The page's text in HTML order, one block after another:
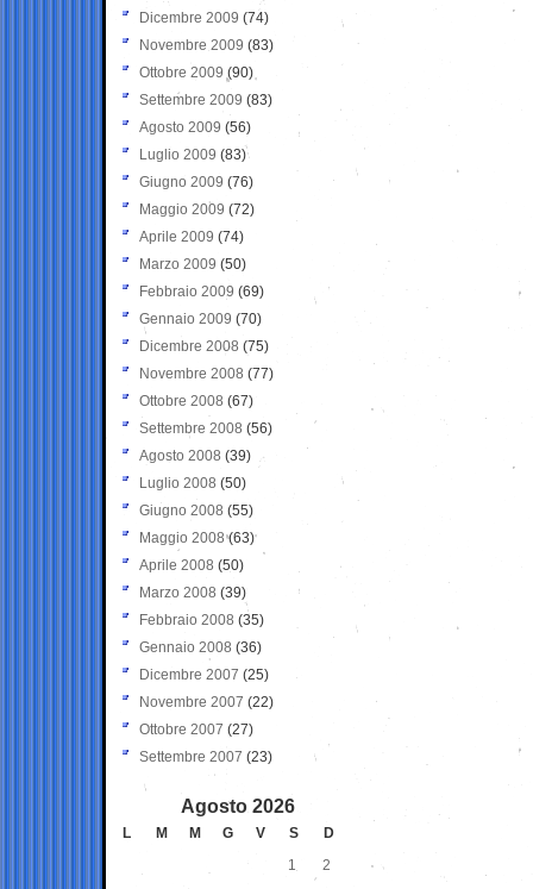
Dicembre 2009 (74)
Novembre 2009 (83)
Ottobre 2009 (90)
Settembre 2009 (83)
Agosto 2009 (56)
Luglio 2009 (83)
Giugno 2009 (76)
Maggio 2009 (72)
Aprile 2009 (74)
Marzo 2009 (50)
Febbraio 2009 (69)
Gennaio 2009 (70)
Dicembre 2008 (75)
Novembre 2008 (77)
Ottobre 2008 (67)
Settembre 2008 (56)
Agosto 2008 (39)
Luglio 2008 (50)
Giugno 2008 (55)
Maggio 2008(63)
Aprile 2008 (50)
Marzo 2008 (39)
Febbraio 2008 (35)
Gennaio 2008 (36)
Dicembre 2007 (25)
Novembre 2007 (22)
Ottobre 2007 (27)
Settembre 2007 (23)
Agosto 2026
L M M G V S
D
1
2